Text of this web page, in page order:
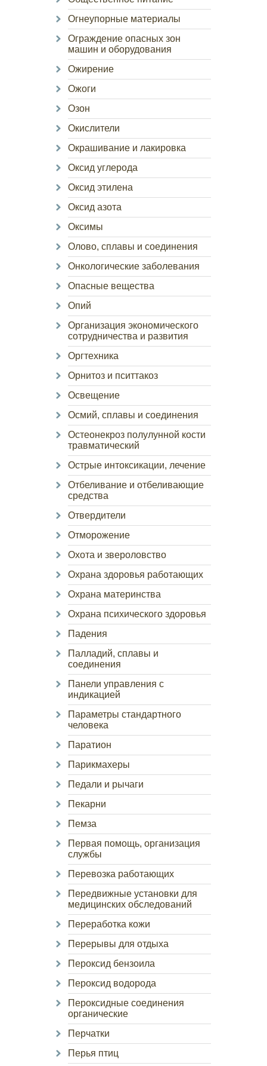
Огнеупорные материалы
Ограждение опасных зон
машин и оборудования
Ожирение
Ожоги
Озон
Окислители
Окрашивание и лакировка
Оксид углерода
Оксид этилена
Оксид азота
Оксимы
Олово, сплавы и соединения
Онкологические заболевания
Опасные вещества
Опий
Организация экономического
сотрудничества и развития
Оргтехника
Орнитоз и пситтакоз
Освещение
Осмий, сплавы и соединения
Остеонекроз полулунной кости
травматический
Острые интоксикации, лечение
Отбеливание и отбеливающие
средства
Отвердители
Отморожение
Охота и звероловство
Охрана здоровья работающих
Охрана материнства
Охрана психического здоровья
Падения
Палладий, сплавы и
соединения
Панели управления с
индикацией
Параметры стандартного
человека
Паратион
Парикмахеры
Педали и рычаги
Пекарни
Пемза
Первая помощь, организация
службы
Перевозка работающих
Передвижные установки для
медицинских обследований
Переработка кожи
Перерывы для отдыха
Пероксид бензоила
Пероксид водорода
Пероксидные соединения
органические
Перчатки
Перья птиц